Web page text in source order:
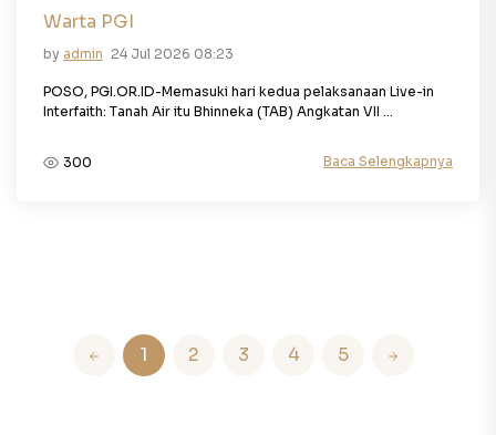
Warta PGI
by admin 24 Jul 2026 08:23
POSO, PGI.OR.ID-Memasuki hari kedua pelaksanaan Live-in
Interfaith: Tanah Air itu Bhinneka (TAB) Angkatan VII ...
300 Baca Selengkapnya
1 2 3 4 5